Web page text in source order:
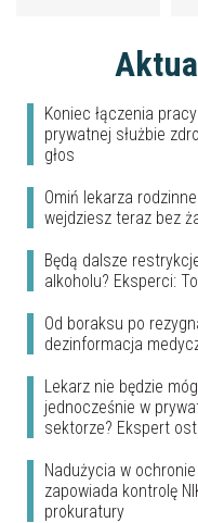
Koniec łączenia
prywatnej służbie
głos
Omiń lekarza
wejdziesz teraz bez
Będą dalsze
alkoholu? Eksperci:
Od boraksu po
dezinformacja
Lekarz nie będzie
jednocześnie w
sektorze? Ekspert
Nadużycia w
zapowiada kontrolę
prokuratury